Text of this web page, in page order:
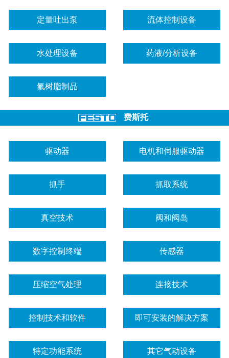
定量吐出泵 流体控制设备
水处理设备 药液/分析设备
氟树脂制品
费斯托
驱动器 电机和伺服驱动器
抓手 抓取系统
真空技术 阀和阀岛
数字控制终端 传感器
压缩空气处理 连接技术
控制技术和软件 即可安装的解决方案
特定功能系统 其它气动设备